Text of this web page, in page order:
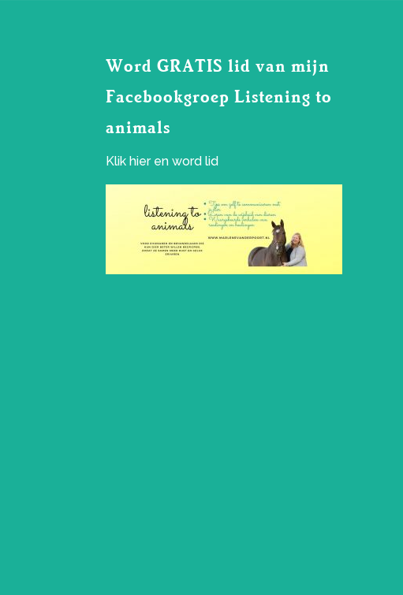
Word GRATIS lid van mijn
Facebookgroep Listening to
animals
Klik hieren word lid